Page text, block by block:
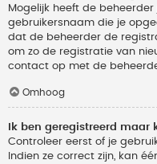
Mogelijk heeft de
gebruikersnaam die je
dat de beheerder de
om zo de registratie van
contact op met de
Omhoog
Ik ben geregistreerd maar
Controleer eerst of je
Indien ze correct zijn, kan